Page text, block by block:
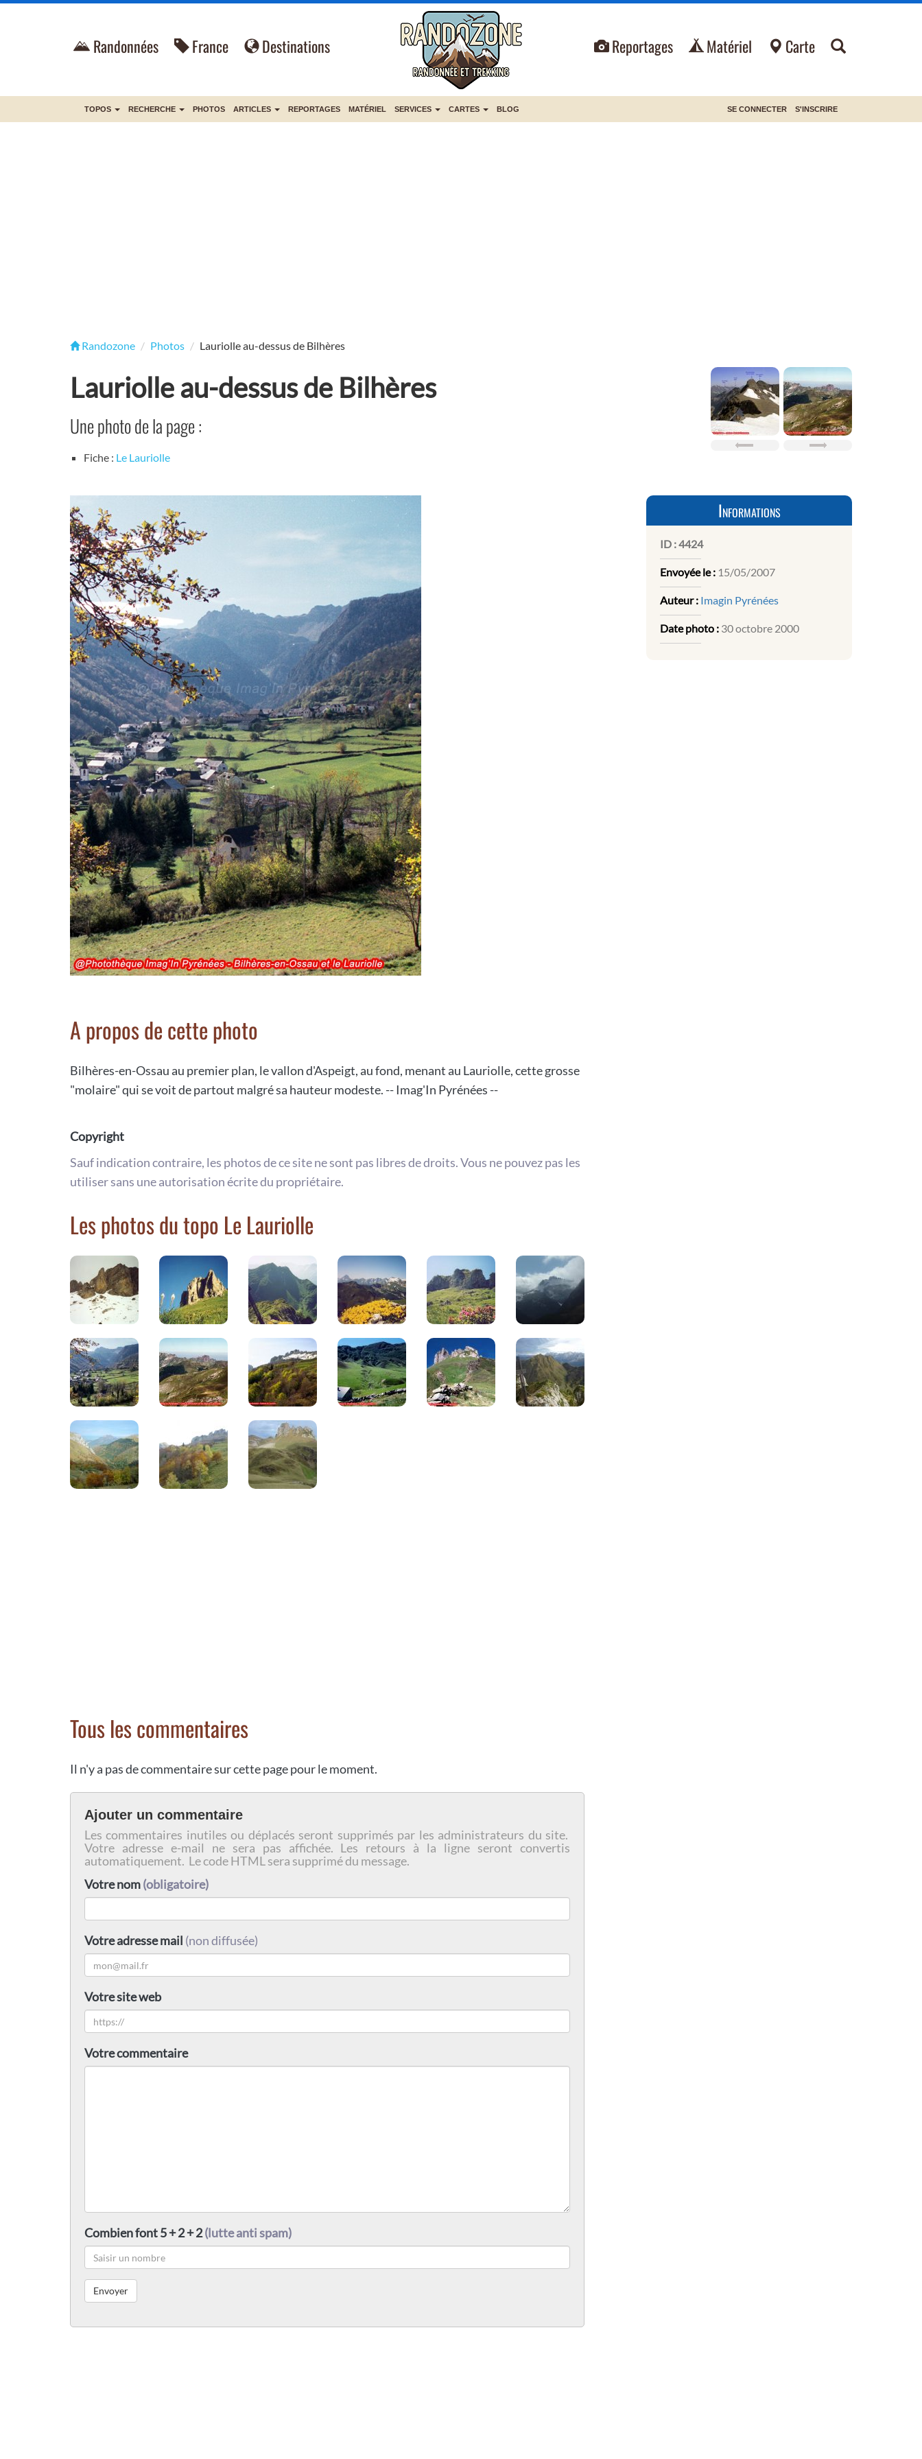
Randonnées France Destinations Reportages Matériel Carte
TOPOS RECHERCHE PHOTOS ARTICLES REPORTAGES MATÉRIEL SERVICES CARTES BLOG SE CONNECTER S'INSCRIRE
Randozone Photos Lauriolle au-dessus de Bilhères
Lauriolle au-dessus de Bilhères
Une photo de la page :
Fiche : Le Lauriolle
A propos de cette photo
Bilhères-en-Ossau au premier plan, le vallon d'Aspeigt, au fond, menant au Lauriolle, cette grosse
"molaire" qui se voit de partout malgré sa hauteur modeste. -- Imag'In Pyrénées --
Copyright
Sauf indication contraire, les photos de ce site ne sont pas libres de droits. Vous ne pouvez pas les
utiliser sans une autorisation écrite du propriétaire.
Les photos du topo Le Lauriolle
Tous les commentaires
Il n'y a pas de commentaire sur cette page pour le moment.
Ajouter un commentaire
Les commentaires inutiles ou déplacés seront supprimés par les administrateurs du site.
Votre adresse e-mail ne sera pas affichée. Les retours à la ligne seront convertis
automatiquement. Le code HTML sera supprimé du message.
Votre nom(obligatoire)
Votre adresse mail (non diffusée)
Votre site web
Votre commentaire
Combien font 5 + 2 + 2(lutte anti spam)
Informations
ID :4424
Envoyée le : 15/05/2007
Auteur : Imagin Pyrénées
Date photo : 30 octobre 2000